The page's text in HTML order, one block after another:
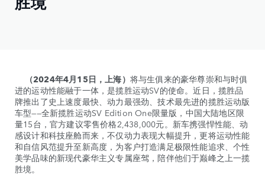
（2024年4月15日，上海） 将与生俱来的豪华尊崇和与时俱
进的运动性能融于一体，是揽胜运动SV的使命。近日，揽胜品
牌推出了史上速度最快、动力最强劲、技术最先进的揽胜运动版
车型——全新揽胜运动SV Edition One限量版，中国大陆地区限
量15台，官方建议零售价格2,438,000元。新车携强悍性能、动
感设计和科技座舱而来，不仅动力表现大幅提升，更将运动性能
和自信风范提升至新高度，为客户打造满足极限性能追求、个性
美学品味的新现代豪华主义专属座驾，陪伴他们于巅峰之上一揽
胜境。